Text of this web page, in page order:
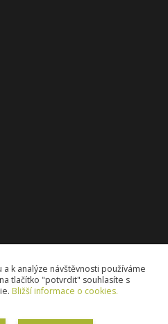
k analýze návštěvnosti používáme
tlačítko "potvrdit" souhlasíte s
Bližší informace o cookies.